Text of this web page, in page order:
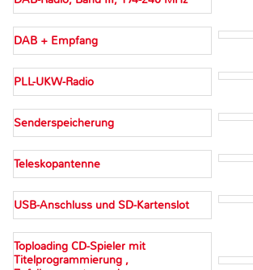
DAB + Empfang
PLL-UKW-Radio
Senderspeicherung
Teleskopantenne
USB-Anschluss und SD-Kartenslot
Toploading CD-Spieler mit
Titelprogrammierung ,